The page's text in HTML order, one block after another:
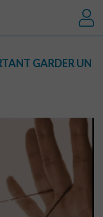
GARDER UN